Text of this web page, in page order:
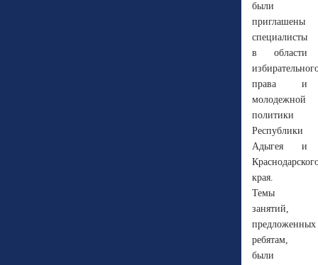
были
приглашены
специалисты
в области
права и
молодежной
политики
Республики
Адыгея и
края.
Темы
занятий,
предложенных
ребятам,
были